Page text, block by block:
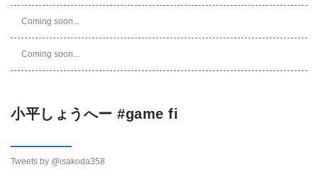
Coming soon...
Coming soon...
小平しょうへー #game fi
Tweets by @isakoda358